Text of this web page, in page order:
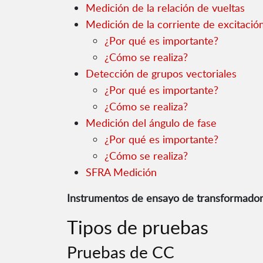
Medición de la relación de vueltas
Medición de la corriente de
¿Por qué es importante?
¿Cómo se realiza?
Detección de grupos vectoriales
¿Por qué es importante?
¿Cómo se realiza?
Medición del ángulo de fase
¿Por qué es importante?
¿Cómo se realiza?
SFRA Medición
Instrumentos de ensayo de
Tipos de pruebas
Pruebas de CC